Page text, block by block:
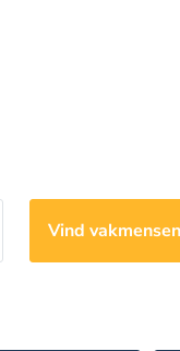
Vind vakmensen